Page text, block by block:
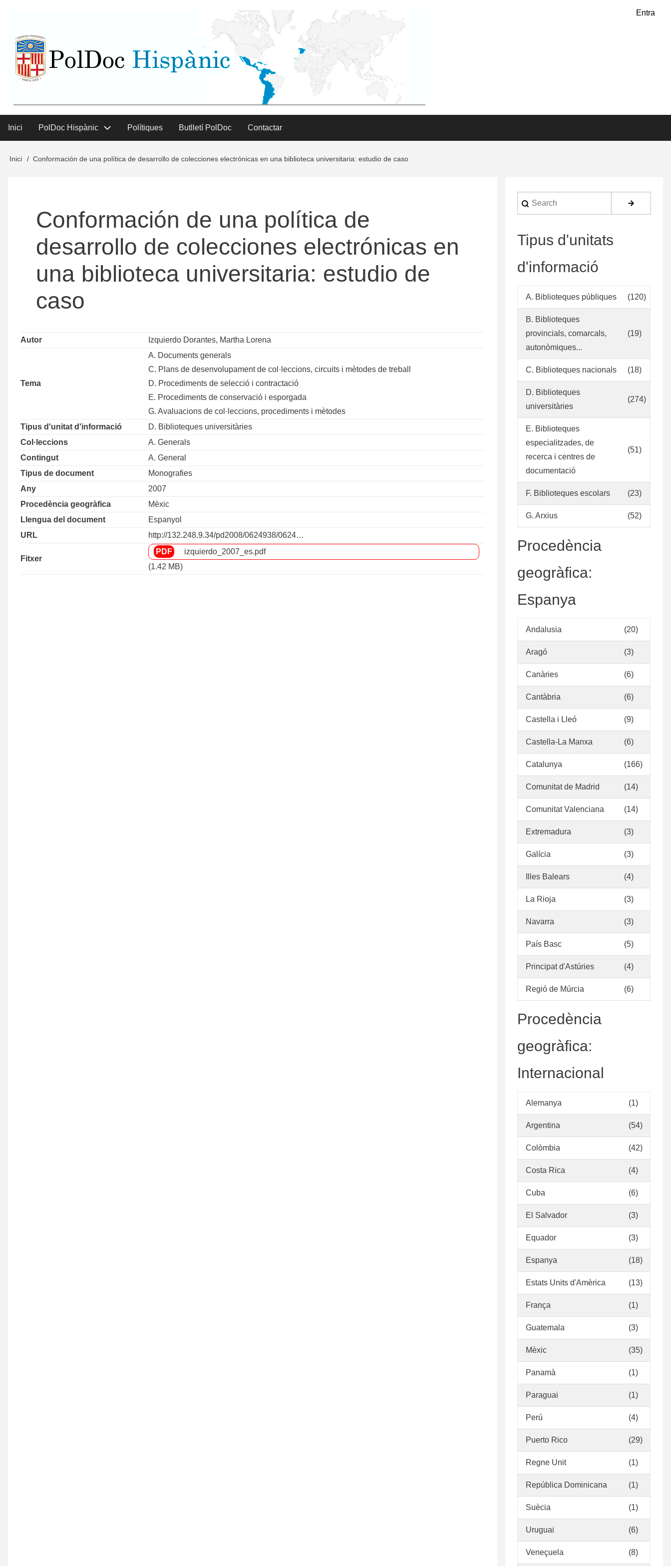
contingut
menu
Entra
Main
menu
Inici PolDoc Hispànic Polítiques Butlletí PolDoc Contactar
Inici Conformación de una política de desarrollo de colecciones electrónicas en una biblioteca universitaria: estudio de caso
Conformación de una política de
desarrollo de colecciones electrónicas en
una biblioteca universitaria: estudio de
caso
Autor Izquierdo Dorantes, Martha Lorena
Tema
A. Documents generals
C. Plans de desenvolupament de col·leccions, circuits i mètodes de treball
D. Procediments de selecció i contractació
E. Procediments de conservació i esporgada
G. Avaluacions de col·leccions, procediments i mètodes
Tipus d'unitat d'informació
D. Biblioteques universitàries
Col·leccions
A. Generals
Contingut
A. General
Tipus de document
Monografies
Any
2007
Procedència geogràfica
Mèxic
Llengua del document
Espanyol
URL
http://132.248.9.34/pd2008/0624938/0624…
Fitxer
izquierdo_2007_es.pdf
(1.42 MB)
Search
Tipus d'unitats
d'informació
A. Biblioteques públiques (120)
B. Biblioteques
provincials, comarcals,
autonòmiques...
(19)
C. Biblioteques nacionals (18)
D. Biblioteques
universitàries
(274)
E. Biblioteques
especialitzades, de
recerca i centres de
documentació
(51)
F. Biblioteques escolars (23)
G. Arxius (52)
Procedència
geogràfica:
Espanya
Andalusia (20)
Aragó (3)
Canàries (6)
Cantàbria (6)
Castella i Lleó (9)
Castella-La Manxa (6)
Catalunya (166)
Comunitat de Madrid (14)
Comunitat Valenciana (14)
Extremadura (3)
Galícia (3)
Illes Balears (4)
La Rioja (3)
Navarra (3)
País Basc (5)
Principat d'Astúries (4)
Regió de Múrcia (6)
Procedència
geogràfica:
Internacional
Alemanya (1)
Argentina (54)
Colòmbia (42)
Costa Rica (4)
Cuba (6)
El Salvador (3)
Equador (3)
Espanya (18)
Estats Units d'Amèrica (13)
França (1)
Guatemala (3)
Mèxic (35)
Panamà (1)
Paraguai (1)
Perú (4)
Puerto Rico (29)
Regne Unit (1)
República Dominicana (1)
Suècia (1)
Uruguai (6)
Veneçuela (8)